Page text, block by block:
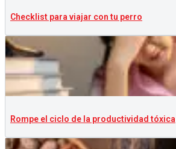
Checklist para viajar con tu perro
Rompe el ciclo de la productividad tóxica